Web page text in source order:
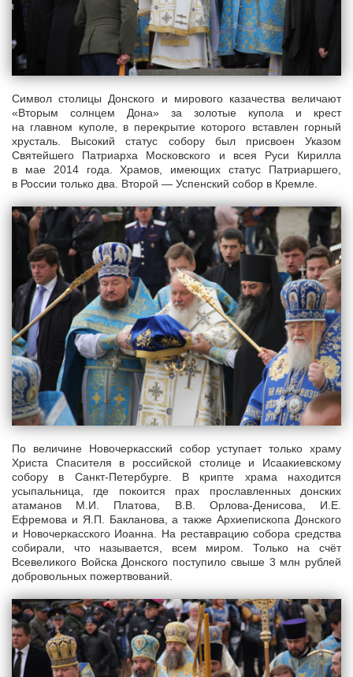
Символ столицы Донского и мирового казачества величают
«Вторым солнцем Дона» за золотые купола и крест
на главном куполе, в перекрытие которого вставлен горный
хрусталь. Высокий статус собору был присвоен Указом
Святейшего Патриарха Московского и всея Руси Кирилла
в мае 2014 года. Храмов, имеющих статус Патриаршего,
в России только два. Второй — Успенский собор в Кремле.
По величине Новочеркасский собор уступает только храму
Христа Спасителя в российской столице и Исаакиевскому
собору в Санкт-Петербурге. В крипте храма находится
усыпальница, где покоится прах прославленных донских
атаманов М.И. Платова, В.В. Орлова-Денисова, И.Е.
Ефремова и Я.П. Бакланова, а также Архиепископа Донского
и Новочеркасского Иоанна. На реставрацию собора средства
собирали, что называется, всем миром. Только на счёт
Всевеликого Войска Донского поступило свыше 3 млн рублей
добровольных пожертвований.